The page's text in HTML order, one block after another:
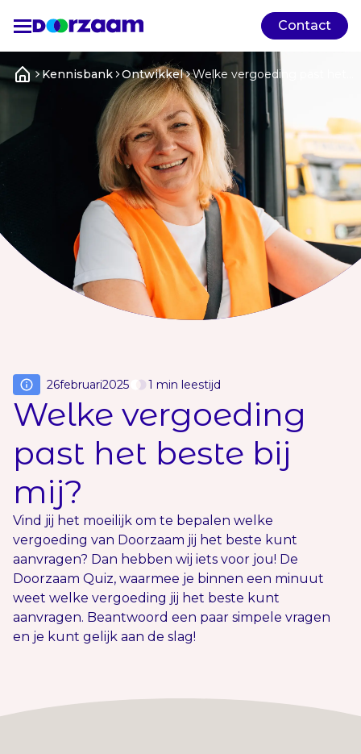
Contact
Kennisbank Ontwikkel
Welke vergoeding past het
beste bij mij?
26februari2025 1 min leestijd
Welke vergoeding
past het beste bij
mij?
Vind jij het moeilijk om te bepalen welke
vergoeding van Doorzaam jij het beste kunt
aanvragen? Dan hebben wij iets voor jou! De
Doorzaam Quiz, waarmee je binnen een minuut
weet welke vergoeding jij het beste kunt
aanvragen. Beantwoord een paar simpele vragen
en je kunt gelijk aan de slag!